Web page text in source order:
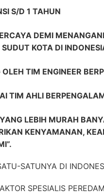
S/D 1 TAHUN
DEMI
SUDUT KOTA DI
OLEH TIM ENGINEER
TIM AHLI
LEBIH MURAH
KENYAMANAN,
SATUNYA DI
SPESIALIS